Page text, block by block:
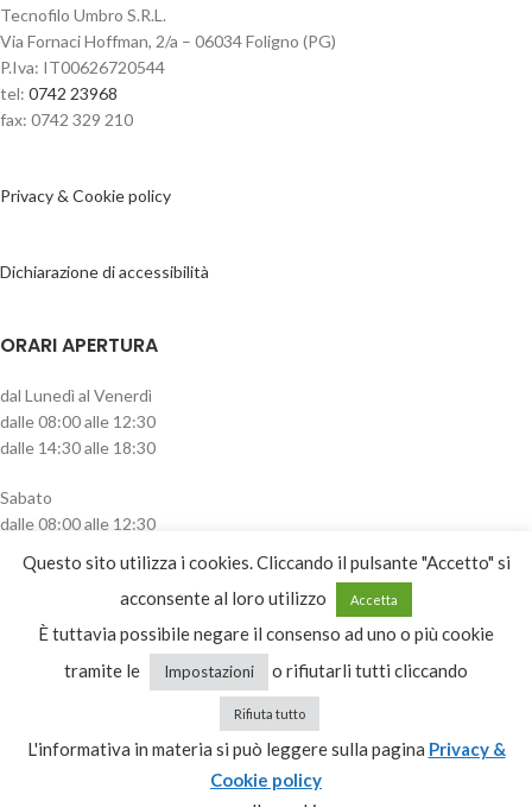
Tecnofilo Umbro S.R.L.
Via Fornaci Hoffman, 2/a – 06034 Foligno (PG)
P.Iva: IT00626720544
tel: 0742 23968
fax: 0742 329 210
Privacy & Cookie policy
Dichiarazione di accessibilità
ORARI APERTURA
dal Lunedì al Venerdì
dalle 08:00 alle 12:30
dalle 14:30 alle 18:30
Sabato
dalle 08:00 alle 12:30
CATEGORIE PRODOTTO
Questo sito utilizza i cookies. Cliccando il pulsante "Accetto" si
acconsente al loro utilizzo
Accetta
È tuttavia possibile negare il consenso ad uno o più cookie
tramite le
Impostazioni o rifiutarli tutti cliccando
Rifiuta tutto
L'informativa in materia si può leggere sulla pagina Privacy &
Cookie policy